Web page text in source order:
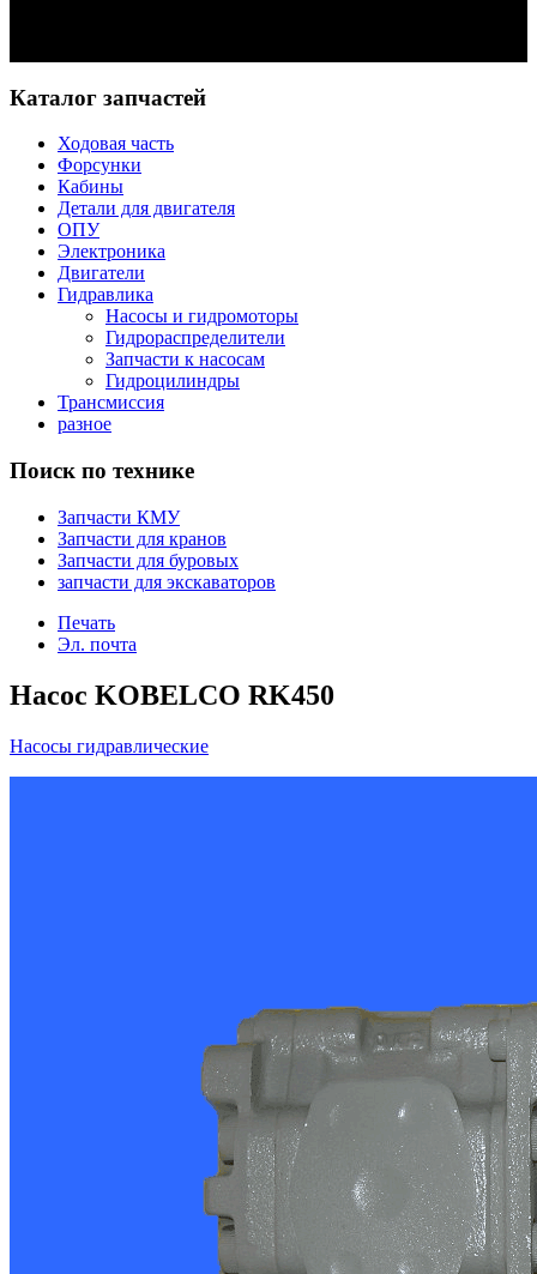
Каталог запчастей
Ходовая часть
Форсунки
Кабины
Детали для двигателя
ОПУ
Электроника
Двигатели
Гидравлика
Насосы и гидромоторы
Гидрораспределители
Запчасти к насосам
Гидроцилиндры
Трансмиссия
разное
Поиск по технике
Запчасти КМУ
Запчасти для кранов
Запчасти для буровых
запчасти для экскаваторов
Печать
Эл. почта
Насос KOBELCO RK450
Насосы гидравлические